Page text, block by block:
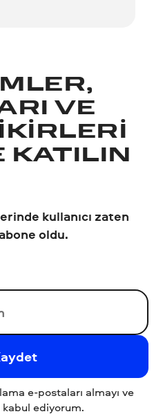
VE
KATILIN
kullanıcı zaten
oldu.
e-postaları almayı ve
kabul ediyorum.